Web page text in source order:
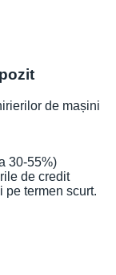
de mașini
30-55%)
de credit
pe termen scurt.